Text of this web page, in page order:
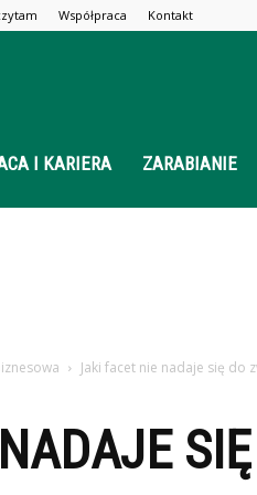
Współpraca Kontakt
I KARIERA ZARABIANIE
Jaki facet nie nadaje się do